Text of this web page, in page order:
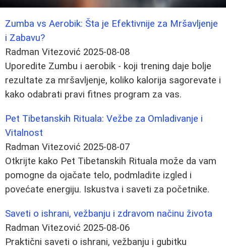
Zumba vs Aerobik: Šta je Efektivnije za Mršavljenje
i Zabavu?
Radman Vitezović 2025-08-08
Uporedite Zumbu i aerobik - koji trening daje bolje
rezultate za mršavljenje, koliko kalorija sagorevate i
kako odabrati pravi fitnes program za vas.
Pet Tibetanskih Rituala: Vežbe za Omladivanje i
Vitalnost
Radman Vitezović 2025-08-07
Otkrijte kako Pet Tibetanskih Rituala može da vam
pomogne da ojačate telo, podmladite izgled i
povećate energiju. Iskustva i saveti za početnike.
Saveti o ishrani, vežbanju i zdravom načinu života
Radman Vitezović 2025-08-06
Praktični saveti o ishrani, vežbanju i gubitku